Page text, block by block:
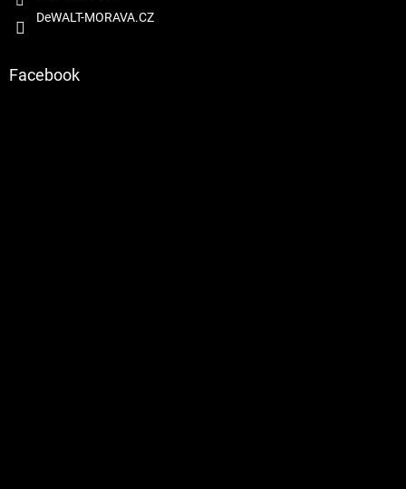
DeWALT-MORAVA.CZ
Facebook